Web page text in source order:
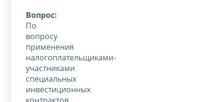
Вопрос:
По
вопросу
применения
налогоплательщиками-
участниками
специальных
инвестиционных